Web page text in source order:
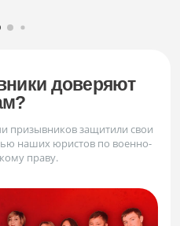
доверяют
призывников защитили свои
наших юристов по военно-
праву.